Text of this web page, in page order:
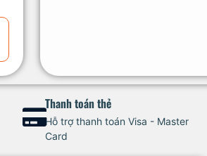
Thanh toán thẻ
Hỗ trợ thanh toán Visa - Master
Card